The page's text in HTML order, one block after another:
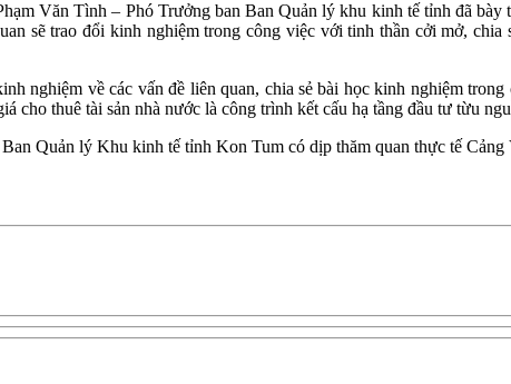
Văn Tình – Phó Trưởng ban Ban Quản lý khu kinh tế tỉnh đã
sẽ trao đổi kinh nghiệm trong công việc với tinh thần cởi mở,
nghiệm về các vấn đề liên quan, chia sẻ bài học kinh nghiệm
cho thuê tài sản nhà nước là công trình kết cấu hạ tầng đầu tư từu
Ban Quản lý Khu kinh tế tỉnh Kon Tum có dịp thăm quan thực tế